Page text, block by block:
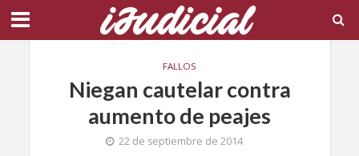
FALLOS
Niegan cautelar contra
aumento de peajes
22 de septiembre de 2014